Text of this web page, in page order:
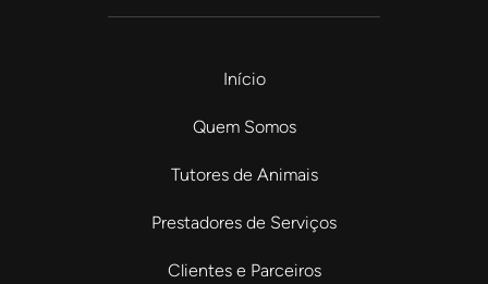
Início
Quem Somos
Tutores de Animais
Prestadores de Serviços
Clientes e Parceiros